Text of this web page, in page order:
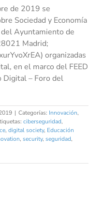
de 2019 se
Sociedad y Economía
Ayuntamiento de
Madrid;
organizadas
en el marco del FEED
Digital – Foro del
| Categorías: Innovación,
ciberseguridad,
, digital society, Educación
, security, seguridad,